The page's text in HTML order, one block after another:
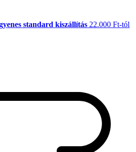
standard kiszállítás 22.000 Ft-tól